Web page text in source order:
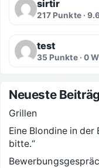
sirtir
217 Punkte ·
test
35 Punkte · 0
Neueste
Grillen
Eine Blondine in der
bitte.“